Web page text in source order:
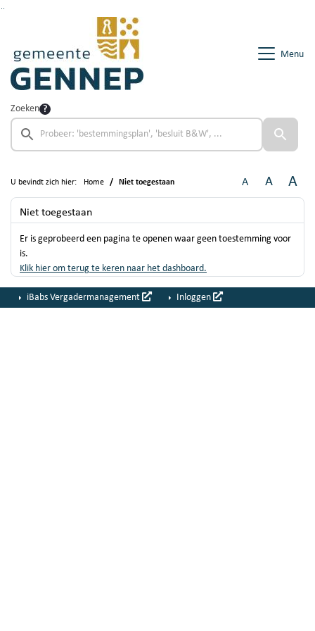
Menu
Zoeken
U bevindt zich hier: Home Niet toegestaan A A A
Niet toegestaan
Er is geprobeerd een pagina te openen waar geen toestemming voor
is.
Klik hier om terug te keren naar het dashboard.
iBabs Vergadermanagement Inloggen